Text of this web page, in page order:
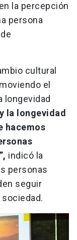
la percepción
persona
cultural
el
longevidad
la longevidad
hacemos
indicó la
personas
seguir